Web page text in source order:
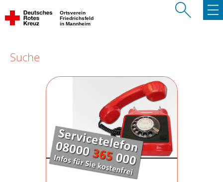
Ortsverein
Friedrichsfeld
in Mannheim
Suche